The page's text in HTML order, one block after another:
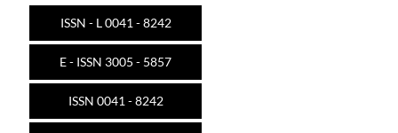
ISSN - L 0041 - 8242
E - ISSN 3005 - 5857
ISSN 0041 - 8242